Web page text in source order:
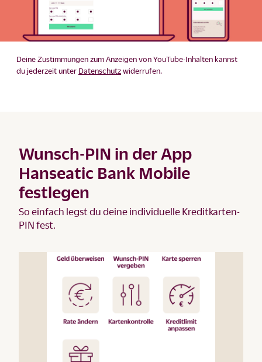
Deine Zustimmungen zum Anzeigen von YouTube-Inhalten kannst
du jederzeit unter Datenschutz widerrufen.
Wunsch-PIN in der App
Hanseatic Bank Mobile
festlegen
So einfach legst du deine individuelle Kreditkarten-
PIN fest.